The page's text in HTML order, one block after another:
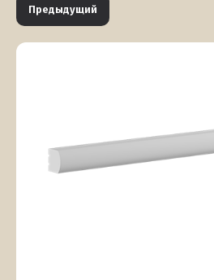
Предыдущий